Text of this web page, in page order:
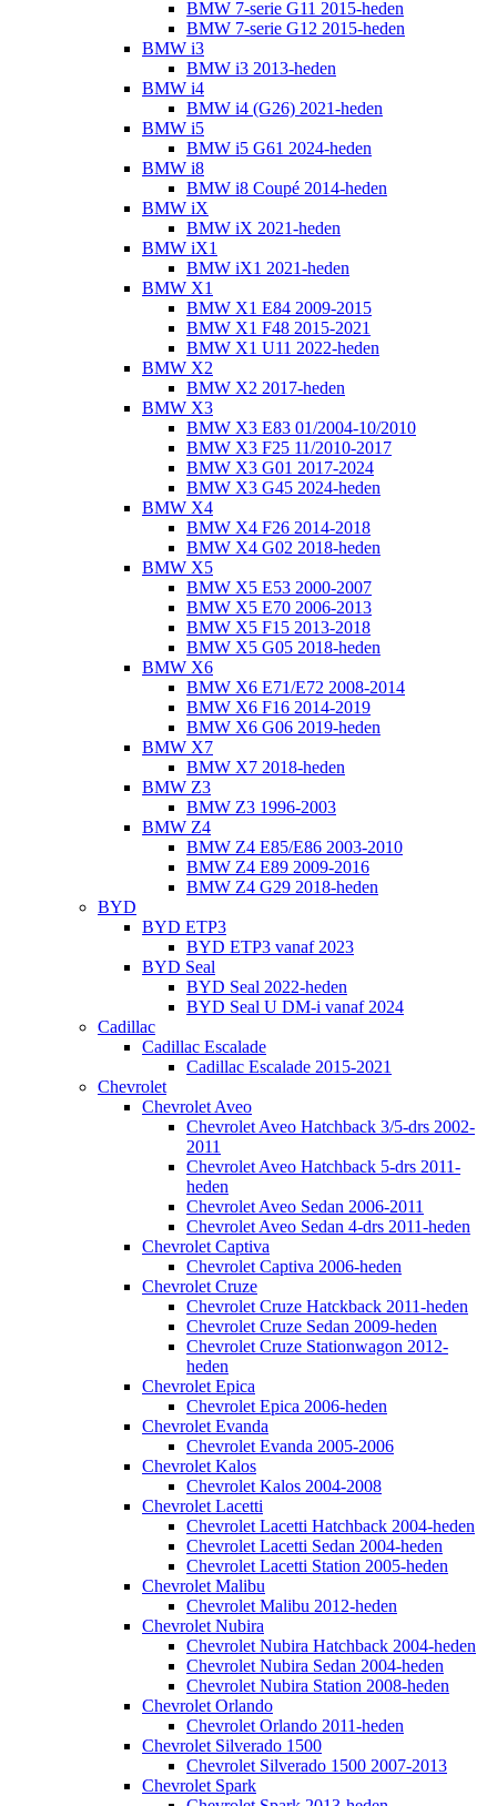
BMW 7-serie G11 2015-heden
BMW 7-serie G12 2015-heden
BMW i3
BMW i3 2013-heden
BMW i4
BMW i4 (G26) 2021-heden
BMW i5
BMW i5 G61 2024-heden
BMW i8
BMW i8 Coupé 2014-heden
BMW iX
BMW iX 2021-heden
BMW iX1
BMW iX1 2021-heden
BMW X1
BMW X1 E84 2009-2015
BMW X1 F48 2015-2021
BMW X1 U11 2022-heden
BMW X2
BMW X2 2017-heden
BMW X3
BMW X3 E83 01/2004-10/2010
BMW X3 F25 11/2010-2017
BMW X3 G01 2017-2024
BMW X3 G45 2024-heden
BMW X4
BMW X4 F26 2014-2018
BMW X4 G02 2018-heden
BMW X5
BMW X5 E53 2000-2007
BMW X5 E70 2006-2013
BMW X5 F15 2013-2018
BMW X5 G05 2018-heden
BMW X6
BMW X6 E71/E72 2008-2014
BMW X6 F16 2014-2019
BMW X6 G06 2019-heden
BMW X7
BMW X7 2018-heden
BMW Z3
BMW Z3 1996-2003
BMW Z4
BMW Z4 E85/E86 2003-2010
BMW Z4 E89 2009-2016
BMW Z4 G29 2018-heden
BYD
BYD ETP3
BYD ETP3 vanaf 2023
BYD Seal
BYD Seal 2022-heden
BYD Seal U DM-i vanaf 2024
Cadillac
Cadillac Escalade
Cadillac Escalade 2015-2021
Chevrolet
Chevrolet Aveo
Chevrolet Aveo Hatchback 3/5-drs 2002-
2011
Chevrolet Aveo Hatchback 5-drs 2011-
heden
Chevrolet Aveo Sedan 2006-2011
Chevrolet Aveo Sedan 4-drs 2011-heden
Chevrolet Captiva
Chevrolet Captiva 2006-heden
Chevrolet Cruze
Chevrolet Cruze Hatckback 2011-heden
Chevrolet Cruze Sedan 2009-heden
Chevrolet Cruze Stationwagon 2012-
heden
Chevrolet Epica
Chevrolet Epica 2006-heden
Chevrolet Evanda
Chevrolet Evanda 2005-2006
Chevrolet Kalos
Chevrolet Kalos 2004-2008
Chevrolet Lacetti
Chevrolet Lacetti Hatchback 2004-heden
Chevrolet Lacetti Sedan 2004-heden
Chevrolet Lacetti Station 2005-heden
Chevrolet Malibu
Chevrolet Malibu 2012-heden
Chevrolet Nubira
Chevrolet Nubira Hatchback 2004-heden
Chevrolet Nubira Sedan 2004-heden
Chevrolet Nubira Station 2008-heden
Chevrolet Orlando
Chevrolet Orlando 2011-heden
Chevrolet Silverado 1500
Chevrolet Silverado 1500 2007-2013
Chevrolet Spark